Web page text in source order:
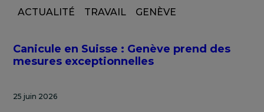
ACTUALITÉ TRAVAIL GENÈVE
Canicule en Suisse : Genève prend des
mesures exceptionnelles
25 juin 2026